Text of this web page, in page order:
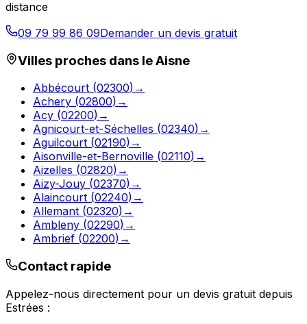
distance
09 79 99 86 09Demander un devis gratuit
Villes proches dans leAisne
Abbécourt (02300) →
Achery (02800) →
Acy (02200) →
Agnicourt-et-Séchelles (02340) →
Aguilcourt (02190) →
Aisonville-et-Bernoville (02110) →
Aizelles (02820) →
Aizy-Jouy (02370) →
Alaincourt (02240) →
Allemant (02320) →
Ambleny (02290) →
Ambrief (02200) →
Contact rapide
Appelez-nous directement pour un devis gratuit depuis
Estrées :